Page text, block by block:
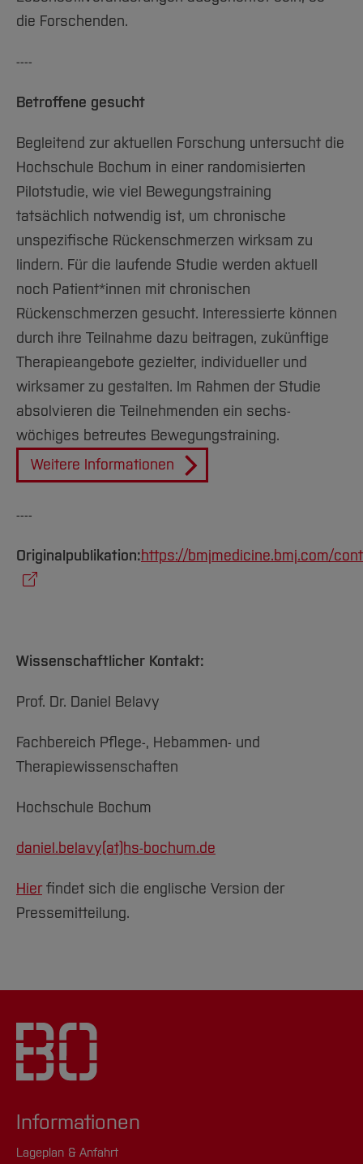
die Forschenden.
----
Betroffene gesucht
Begleitend zur aktuellen Forschung untersucht die
Hochschule Bochum in einer randomisierten
Pilotstudie, wie viel Bewegungstraining
tatsächlich notwendig ist, um chronische
unspezifische Rückenschmerzen wirksam zu
lindern. Für die laufende Studie werden aktuell
noch Patient*innen mit chronischen
Rückenschmerzen gesucht. Interessierte können
durch ihre Teilnahme dazu beitragen, zukünftige
Therapieangebote gezielter, individueller und
wirksamer zu gestalten. Im Rahmen der Studie
absolvieren die Teilnehmenden ein sechs­
wöchiges betreutes Bewegungstraining.
Weitere Informationen
----
Originalpublikation:https://bmjmedicine.bmj.com/
Wissenschaftlicher Kontakt:
Prof. Dr. Daniel Belavy
Fachbereich Pflege-, Hebammen- und
Therapiewissenschaften
Hochschule Bochum
daniel.belavy(at)hs-bochum.de
Hierfindet sich die englische Version der
Pressemitteilung.
Informationen
Lageplan & Anfahrt